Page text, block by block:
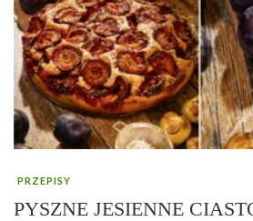
PRZEPISY
PYSZNE JESIENNE